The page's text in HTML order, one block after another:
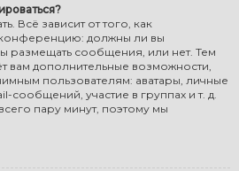
Всё зависит от того, как
должны ли вы
размещать сообщения, или нет. Тем
вам дополнительные возможности,
пользователям: аватары, личные
сообщений, участие в группах и т. д.
пару минут, поэтому мы